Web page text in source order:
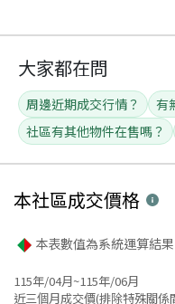
大家都在問
周邊近期成交行情？
有
社區有其他物件在售嗎？
本社區成交價格
本表數值為系統運算結
115年/04月~115年/06月
近三個月成交價(排除特殊關係